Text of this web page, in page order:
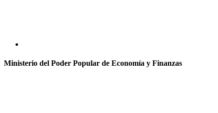
Ministerio del Poder Popular de Economía y Finanzas